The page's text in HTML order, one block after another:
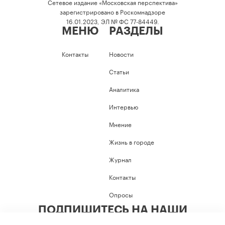
зарегистрировано в Роскомнадзоре
16.01.2023, ЭЛ № ФС 77-84449.
МЕНЮ
Контакты
РАЗДЕЛЫ
Новости
Статьи
Аналитика
Интервью
Мнение
Жизнь в городе
Журнал
Контакты
Опросы
ПОДПИШИТЕСЬ НА НАШИ